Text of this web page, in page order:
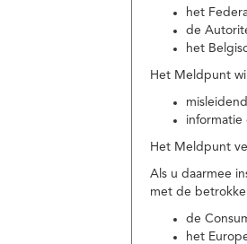
het
de
het
Het Meldpunt
informatie
Het Meldpunt
Als u daarmee
met de
de
het